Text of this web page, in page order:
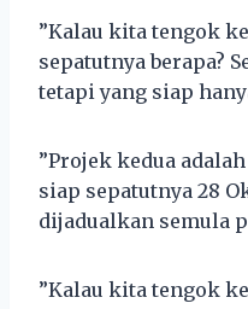
”Kalau kita tengok
sepatutnya berapa?
tetapi yang siap
”Projek kedua
siap sepatutnya 28
dijadualkan semula
”Kalau kita tengok